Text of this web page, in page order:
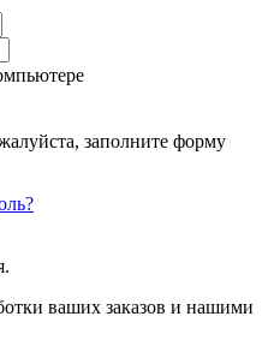
заполните форму
ваших заказов и нашими